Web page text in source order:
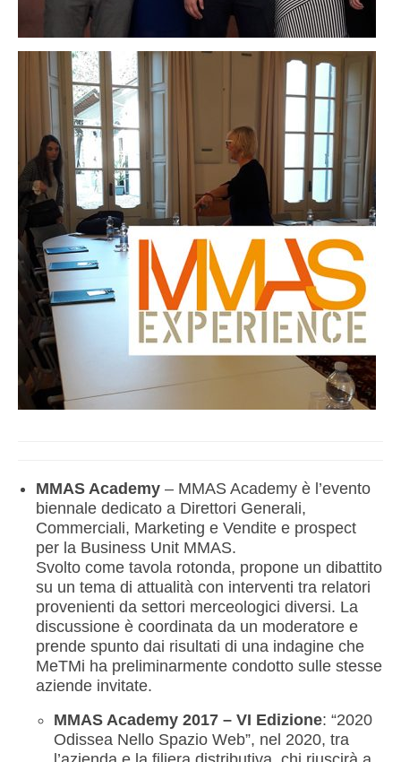
MMAS Academy – MMAS Academy è l’evento
biennale dedicato a Direttori Generali,
Commerciali, Marketing e Vendite e prospect
per la Business Unit MMAS.
Svolto come tavola rotonda, propone un dibattito
su un tema di attualità con interventi tra relatori
provenienti da settori merceologici diversi. La
discussione è coordinata da un moderatore e
prende spunto dai risultati di una indagine che
MeTMi ha preliminarmente condotto sulle stesse
aziende invitate.
MMAS Academy 2017 – VI Edizione: “2020
Odissea Nello Spazio Web”, nel 2020, tra